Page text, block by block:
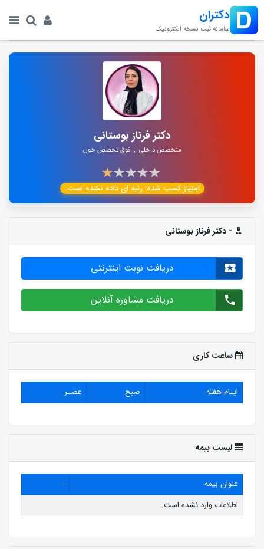
دکتران
سامانه ثبت نسخه الکترونیک
دکتر فرناز بوستانی
متخصص داخلی , فوق تخصص خون
امتیاز کسب شده: رتبه ای داده نشده است.
- دکتر فرناز بوستانی
دریافت نوبت اینترنتی
دریافت مشاوره آنلاین
ساعت کاری
ایـام هفته صبح عصـر
لیست بیمه
عنوان بیمه
-
اطلاعات وارد نشده است.